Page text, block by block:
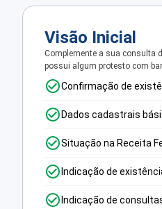
Visão Inicial
Complemente a sua consulta
possui algum protesto com
Confirmação de
Dados cadastrais
Situação na Receita
Indicação de
Indicação de